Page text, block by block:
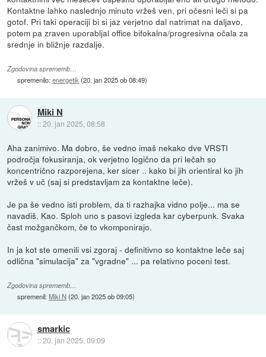
Kontaktne lahko naslednjo minuto vržeš ven, pri očesni leči si pa
gotof. Pri taki operaciji bi si jaz verjetno dal natrimat na daljavo,
potem pa zraven uporabljal office bifokalna/progresivna očala za
srednje in bližnje razdalje.
Zgodovina sprememb…
spremenilo:energetik (20. jan 2025 ob 08:49)
Miki N
::20. jan 2025, 08:58
Aha zanimivo. Ma dobro, še vedno imaš nekako dve VRSTI
področja fokusiranja, ok verjetno logično da pri lečah so
koncentrično razporejena, ker sicer .. kako bi jih orientiral ko jih
vržeš v uč (saj si predstavljam za kontaktne leče).
Je pa še vedno isti problem, da ti razhajka vidno polje... ma se
navadiš. Kao. Sploh uno s pasovi izgleda kar cyberpunk. Svaka
čast možgančkom, če to vkomponirajo.
In ja kot ste omenili vsi zgoraj - definitivno so kontaktne leče saj
odlična "simulacija" za "vgradne" ... pa relativno poceni test.
Zgodovina sprememb…
spremenil:Miki N (20. jan 2025 ob 09:05)
smarkic
::20. jan 2025, 09:09